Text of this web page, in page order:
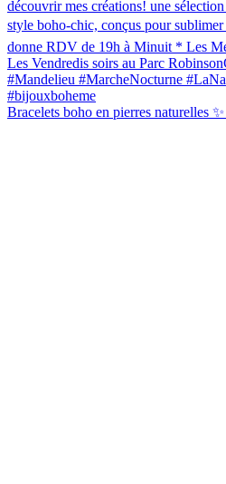
Bracelets boho en pierres naturelles